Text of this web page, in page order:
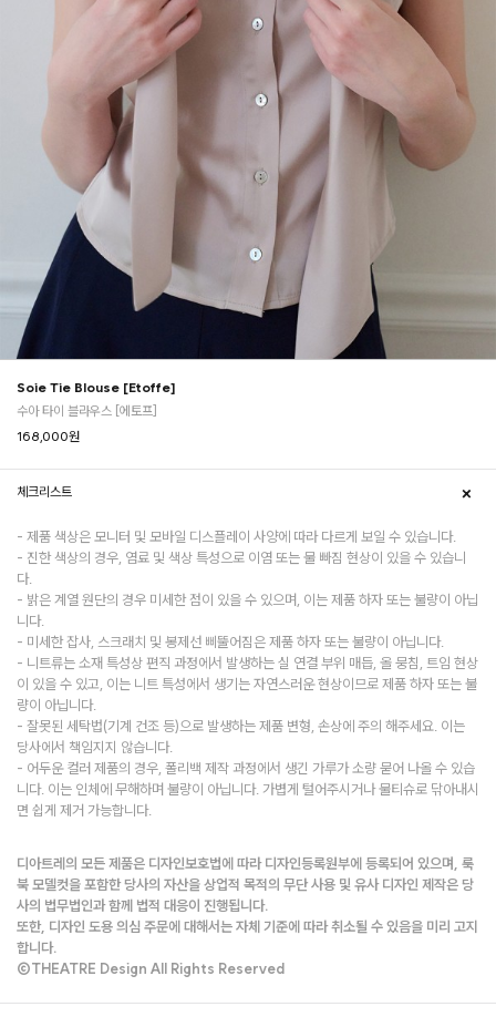
Soie Tie Blouse [Etoffe]
수아 타이 블라우스 [에토프]
168,000원
체크리스트
- 제품 색상은 모니터 및 모바일 디스플레이 사양에 따라 다르게 보일 수 있습니다.
- 진한 색상의 경우, 염료 및 색상 특성으로 이염 또는 물 빠짐 현상이 있을 수 있습니
다.
- 밝은 계열 원단의 경우 미세한 점이 있을 수 있으며, 이는 제품 하자 또는 불량이 아닙
니다.
- 미세한 잡사, 스크래치 및 봉제선 삐뚤어짐은 제품 하자 또는 불량이 아닙니다.
- 니트류는 소재 특성상 편직 과정에서 발생하는 실 연결 부위 매듭, 올 뭉침, 트임 현상
이 있을 수 있고, 이는 니트 특성에서 생기는 자연스러운 현상이므로 제품 하자 또는 불
량이 아닙니다.
- 잘못된 세탁법(기계 건조 등)으로 발생하는 제품 변형, 손상에 주의 해주세요. 이는
당사에서 책임지지 않습니다.
- 어두운 컬러 제품의 경우, 폴리백 제작 과정에서 생긴 가루가 소량 묻어 나올 수 있습
니다. 이는 인체에 무해하며 불량이 아닙니다. 가볍게 털어주시거나 물티슈로 닦아내시
면 쉽게 제거 가능합니다.
디아트레의 모든 제품은 디자인보호법에 따라 디자인등록원부에 등록되어 있으며, 룩
북 모델컷을 포함한 당사의 자산을 상업적 목적의 무단 사용 및 유사 디자인 제작은 당
사의 법무법인과 함께 법적 대응이 진행됩니다.
또한, 디자인 도용 의심 주문에 대해서는 자체 기준에 따라 취소될 수 있음을 미리 고지
합니다.
©THEATRE Design All Rights Reserved